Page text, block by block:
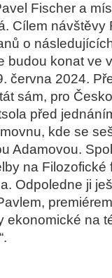
Fischer a
Cílem návštěvy
o
budou konat ve
června 2024.
sám, pro
před
kde se
Adamovou.
na Filozofické
Odpoledne ji
na